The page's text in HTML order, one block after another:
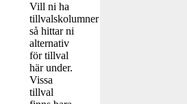
Vill ni ha
tillvalskolumner
så hittar ni
alternativ
för tillval
här under.
Vissa
tillval